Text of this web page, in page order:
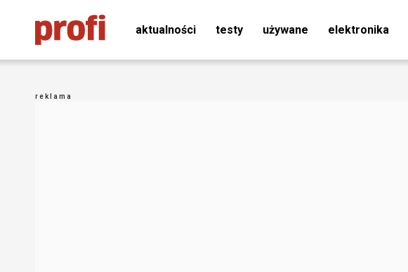
aktualności testy używane elektronika